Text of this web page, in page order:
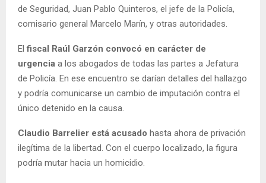
de Seguridad, Juan Pablo Quinteros, el jefe de la Policía,
comisario general Marcelo Marín, y otras autoridades.
Elfiscal Raúl Garzón convocó en carácter de
urgencia a los abogados de todas las partes a Jefatura
de Policía. En ese encuentro se darían detalles del hallazgo
y podría comunicarse un cambio de imputación contra el
único detenido en la causa.
Claudio Barrelier está acusado hasta ahora de privación
ilegítima de la libertad. Con el cuerpo localizado, la figura
podría mutar hacia un homicidio.